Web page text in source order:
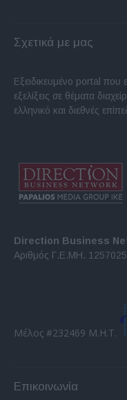
Σχετικά με μας
Εξειδικευμένο portal που
εξελίξεις σε θέματα
ελληνικό και διεθνές
Direction Business
Αριθμός Γ.Ε.ΜΗ.
Μέλος #232469 Μ.Η.Τ.
Επικοινωνία